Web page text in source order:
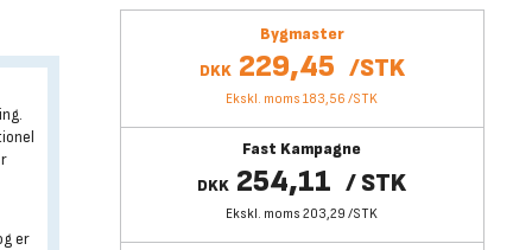
Bygmaster
DKK 229,45 /STK
Ekskl. moms 183,56 /STK
Fast Kampagne
DKK 254,11 /STK
Ekskl. moms 203,29 /STK
er